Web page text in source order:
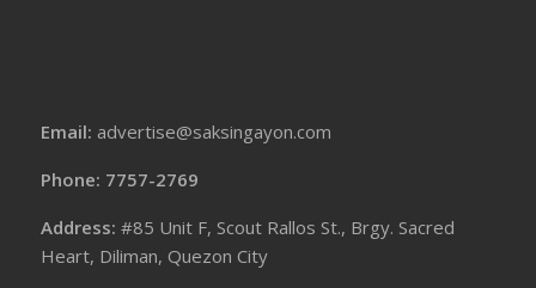
Email: advertise@saksingayon.com
Phone: 7757-2769
Address:#85 Unit F, Scout Rallos St., Brgy. Sacred
Heart, Diliman, Quezon City